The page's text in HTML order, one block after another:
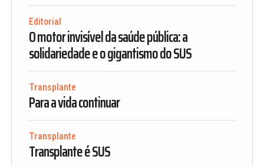
Editorial
O motor invisível da saúde pública: a
solidariedade e o gigantismo do SUS
Transplante
Para a vida continuar
Transplante
Transplante é SUS